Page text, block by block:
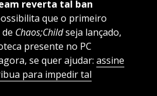
reverta tal ban
que o primeiro
Chaos;Childseja lançado,
presente no PC
se quer ajudar: assine
para impedir tal